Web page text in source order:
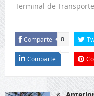
Terminal de
Comparte 0
Comparte